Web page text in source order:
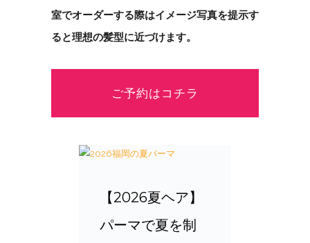
室でオーダーする際はイメージ写真を提示す
ると理想の髪型に近づけます。
ご予約はコチラ
【2026夏ヘア】
パーマで夏を制